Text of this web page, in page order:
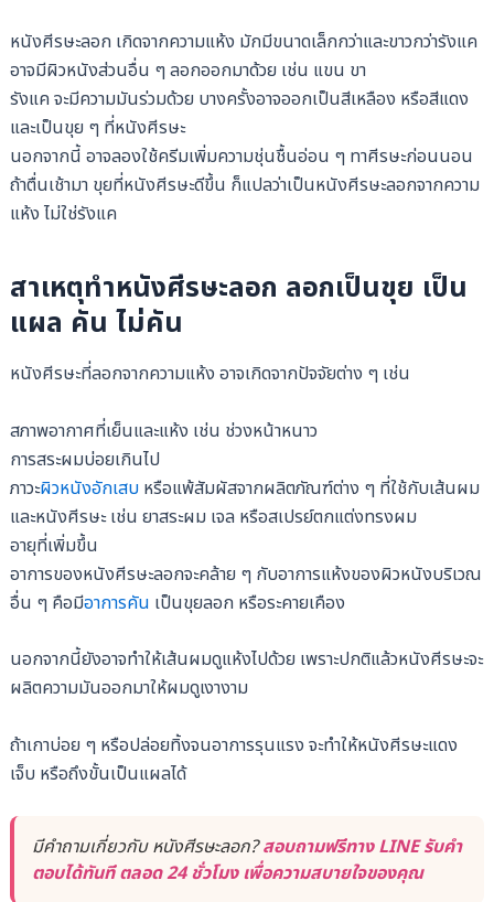
หนังศีรษะลอก เกิดจากความแห้ง มักมีขนาดเล็กกว่าและขาวกว่ารังแค
อาจมีผิวหนังส่วนอื่น ๆ ลอกออกมาด้วย เช่น แขน ขา
รังแค จะมีความมันร่วมด้วย บางครั้งอาจออกเป็นสีเหลือง หรือสีแดง
และเป็นขุย ๆ ที่หนังศีรษะ
นอกจากนี้ อาจลองใช้ครีมเพิ่มความชุ่นชื้นอ่อน ๆ ทาศีรษะก่อนนอน
ถ้าตื่นเช้ามา ขุยที่หนังศีรษะดีขึ้น ก็แปลว่าเป็นหนังศีรษะลอกจากความ
แห้ง ไม่ใช่รังแค
สาเหตุทำหนังศีรษะลอก ลอกเป็นขุย เป็น
แผล คัน ไม่คัน
หนังศีรษะที่ลอกจากความแห้ง อาจเกิดจากปัจจัยต่าง ๆ เช่น
สภาพอากาศที่เย็นและแห้ง เช่น ช่วงหน้าหนาว
การสระผมบ่อยเกินไป
ภาวะผิวหนังอักเสบหรือแพ้สัมผัสจากผลิตภัณฑ์ต่าง ๆ ที่ใช้กับเส้นผม
และหนังศีรษะ เช่น ยาสระผม เจล หรือสเปรย์ตกแต่งทรงผม
อายุที่เพิ่มขึ้น
อาการของหนังศีรษะลอกจะคล้าย ๆ กับอาการแห้งของผิวหนังบริเวณ
อื่น ๆ คือมีอาการคัน เป็นขุยลอก หรือระคายเคือง
นอกจากนี้ยังอาจทำให้เส้นผมดูแห้งไปด้วย เพราะปกติแล้วหนังศีรษะจะ
ผลิตความมันออกมาให้ผมดูเงางาม
ถ้าเกาบ่อย ๆ หรือปล่อยทิ้งจนอาการรุนแรง จะทำให้หนังศีรษะแดง
เจ็บ หรือถึงขั้นเป็นแผลได้
มีคำถามเกี่ยวกับ หนังศีรษะลอก?สอบถามฟรีทาง LINE รับคำ
ตอบได้ทันที ตลอด 24 ชั่วโมง เพื่อความสบายใจของคุณ